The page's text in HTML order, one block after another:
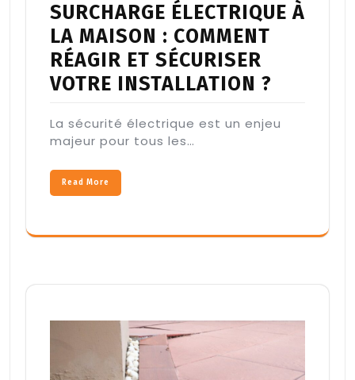
SURCHARGE ÉLECTRIQUE À
LA MAISON : COMMENT
RÉAGIR ET SÉCURISER
VOTRE INSTALLATION ?
La sécurité électrique est un enjeu
majeur pour tous les…
Read More